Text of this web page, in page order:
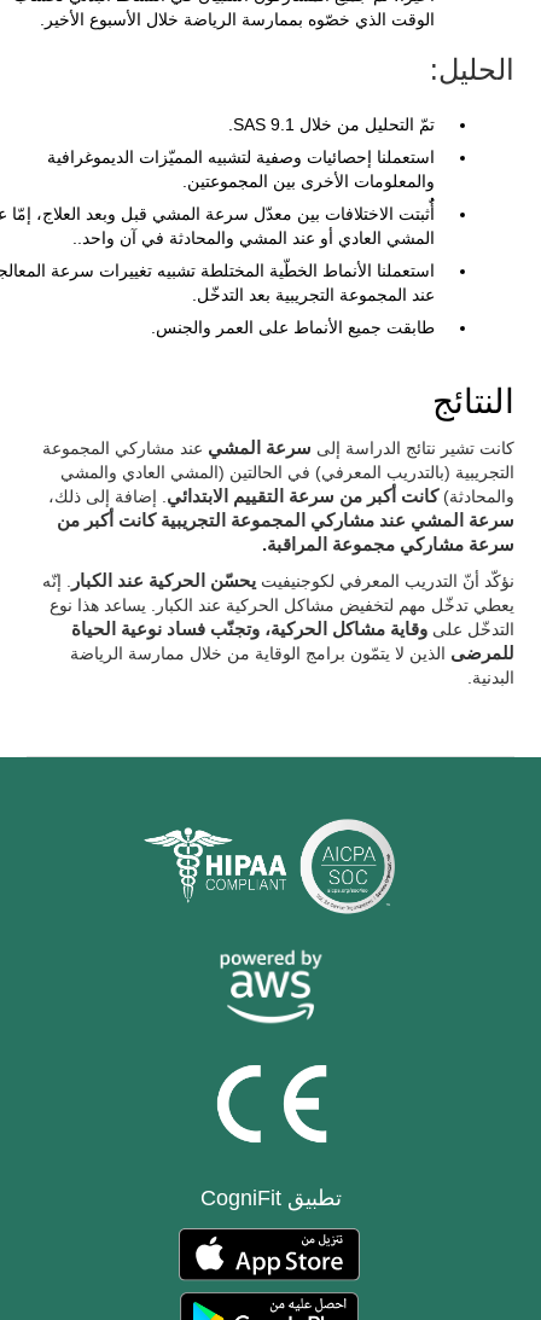
الوقت الذي خصّوه بممارسة الرياضة خلال الأسبوع الأخير.
الحليل:
تمّ التحليل من خلال SAS 9.1.
استعملنا إحصائيات وصفية لتشبيه المميّزات الديموغرافية
والمعلومات الأخرى بين المجموعتين.
أٌُثبتت الاختلافات بين معدّل سرعة المشي قبل وبعد العلاج، إمّا
المشي العادي أو عند المشي والمحادثة في آن واحد..
استعملنا الأنماط الخطّية المختلطة تشبيه تغييرات سرعة
عند المجموعة التجريبية بعد التدخّل.
طابقت جميع الأنماط على العمر والجنس.
النتائج
كانت تشير نتائج الدراسة إلى سرعة المشي عند مشاركي المجموعة
التجريبية (بالتدريب المعرفي) في الحالتين (المشي العادي والمشي
والمحادثة)كانت أكبر من سرعة التقييم الابتدائي . إضافة إلى ذلك،
سرعة المشي عند مشاركي المجموعة التجريبية كانت أكبر من
سرعة مشاركي مجموعة المراقبة.
نؤكّد أنّ التدريب المعرفي لكوجنيفيتيحسّن الحركية عند الكبار
. إنّه
يعطي تدخّل مهم لتخفيض مشاكل الحركية عند الكبار. يساعد هذا نوع
التدخّل علىوقاية مشاكل الحركية، وتجنّب فساد نوعية الحياة
للمرضى الذين لا يتمّون برامج الوقاية من خلال ممارسة الرياضة
البدنية.
تطبيق CogniFit